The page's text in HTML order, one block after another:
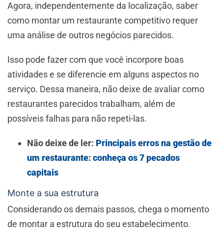
Agora, independentemente da localização, saber
como montar um restaurante competitivo requer
uma análise de outros negócios parecidos.
Isso pode fazer com que você incorpore boas
atividades e se diferencie em alguns aspectos no
serviço. Dessa maneira, não deixe de avaliar como
restaurantes parecidos trabalham, além de
possíveis falhas para não repeti-las.
Não deixe de ler: Principais erros na gestão de
um restaurante: conheça os 7 pecados
capitais
Monte a sua estrutura
Considerando os demais passos, chega o momento
de montar a estrutura do seu estabelecimento.